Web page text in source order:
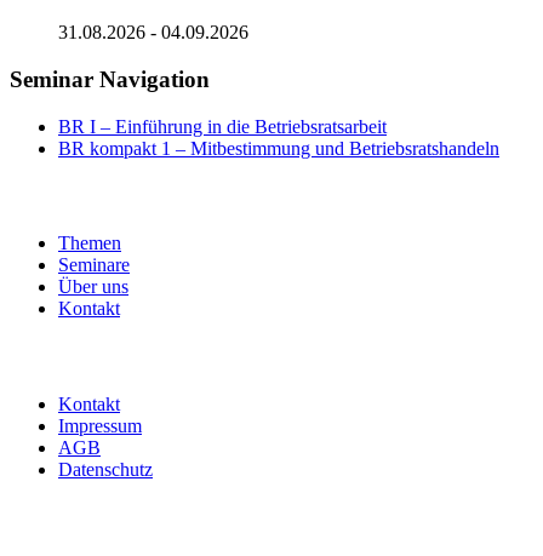
31.08.2026 - 04.09.2026
Seminar Navigation
BR I – Einführung in die Betriebsratsarbeit
BR kompakt 1 – Mitbestimmung und Betriebsratshandeln
Themen
Seminare
Über uns
Kontakt
Kontakt
Impressum
AGB
Datenschutz